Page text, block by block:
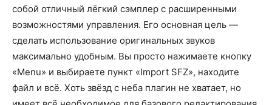
собой отличный лёгкий сэмплер с расширенными
возможностями управления. Его основная цель —
сделать использование оригинальных звуков
максимально удобным. Вы просто нажимаете кнопку
«Menu» и выбираете пункт «Import SFZ», находите
файл и всё. Хоть звёзд с неба плагин не хватает, но